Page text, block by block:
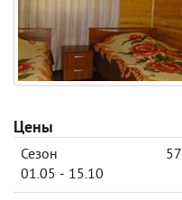
Цены
Сезон
01.05 - 15.10